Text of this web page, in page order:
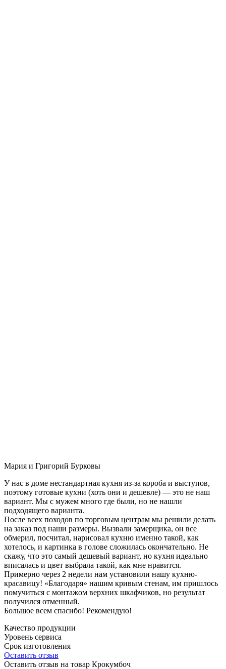
Мария и Григорий Бурковы
У нас в доме нестандартная кухня из-за короба и выступов,
поэтому готовые кухни (хоть они и дешевле) — это не наш
вариант. Мы с мужем много где были, но не нашли
подходящего варианта.
После всех походов по торговым центрам мы решили делать
на заказ под наши размеры. Вызвали замерщика, он все
обмерил, посчитал, нарисовал кухню именно такой, как
хотелось, и картинка в голове сложилась окончательно. Не
скажу, что это самый дешевый вариант, но кухня идеально
вписалась и цвет выбрала такой, как мне нравится.
Примерно через 2 недели нам установили нашу кухню-
красавицу! «Благодаря» нашим кривым стенам, им пришлось
помучиться с монтажом верхних шкафчиков, но результат
получился отменный.
Большое всем спасибо! Рекомендую!
Качество продукции
Уровень сервиса
Срок изготовления
Оставить отзыв
Оставить отзыв на товар Крокумбоч